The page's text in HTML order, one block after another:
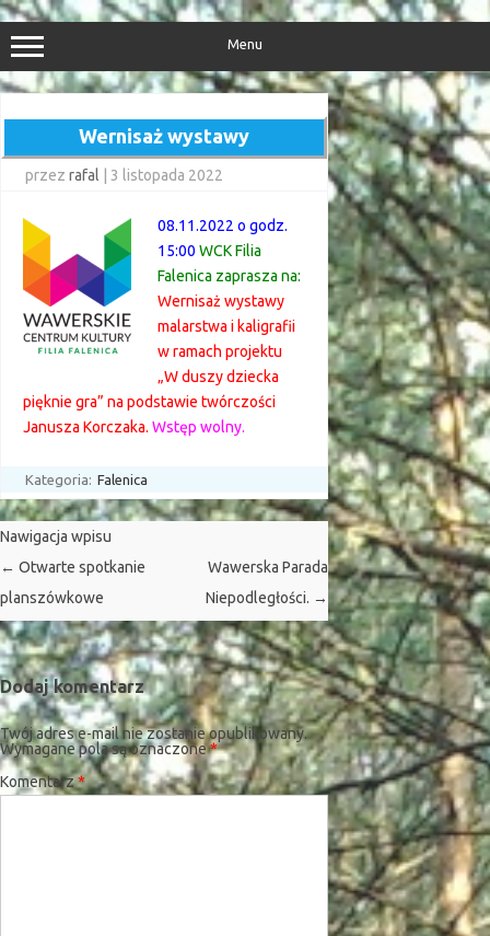
Przejdź
do
treści
Menu
Wernisaż wystawy
przez rafal 3 listopada 2022
08.11.2022 o godz.
15:00 WCK Filia
Falenica zaprasza na:
Wernisaż wystawy
malarstwa i kaligrafii
w ramach projektu
„W duszy dziecka
pięknie gra” na podstawie twórczości
Janusza Korczaka. Wstęp wolny.
Kategoria: Falenica
Nawigacja wpisu
← Otwarte spotkanie
planszówkowe
Wawerska Parada
Niepodległości. →
Dodaj komentarz
Twój adres e-mail nie zostanie opublikowany.
Wymagane pola są oznaczone*
Komentarz*